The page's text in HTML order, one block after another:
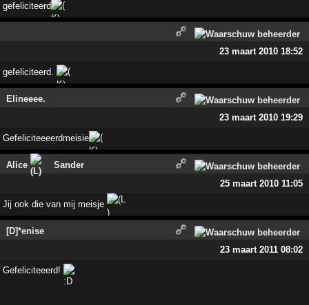
gefeliciteerd
23 maart 2010 18:52
gefeliciteerd.
Elineeee.
23 maart 2010 19:29
Gefeliciteeeerdmeisie
Alice
Sander
25 maart 2010 11:05
Jij ook die van mij meisje
[D]*enise
23 maart 2011 08:02
Gefeliciteeerd!